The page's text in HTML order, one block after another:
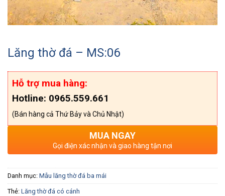
Lăng thờ đá – MS:06
Hỗ trợ mua hàng:
Hotline: 0965.559.661
(Bán hàng cả Thứ Bảy và Chủ Nhật)
MUA NGAY
Gọi điện xác nhận và giao hàng tận nơi
Danh mục: Mẫu lăng thờ đá ba mái
Thẻ: Lăng thờ đá có cánh